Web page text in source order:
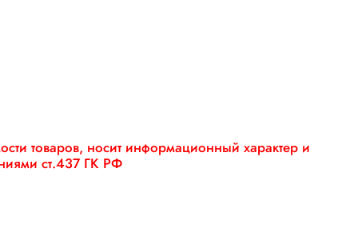
товаров, носит информационный характер и
ст.437 ГК РФ